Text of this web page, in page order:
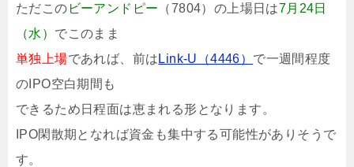
ただこの ビーアンドピー （7804）の上場日は7月24日
（水） でこのまま
単独上場であれば、前は Link-U（4446） で一週間程度
のIPO空白期間も
できるため日程面は恵まれる形となります。
IPO閑散期となれば資金も集中する可能性がありそうで
す。